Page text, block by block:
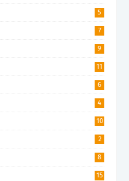
5
7
9
11
6
4
10
2
8
15